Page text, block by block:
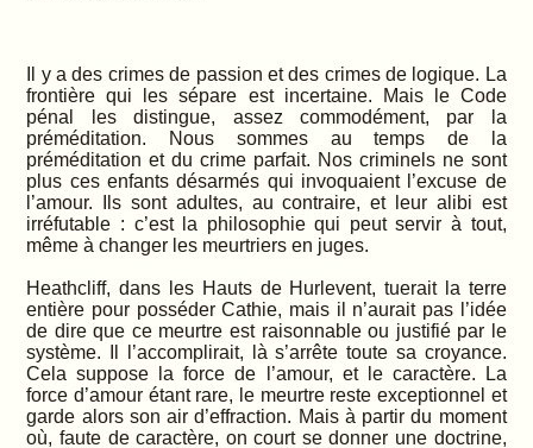
Il y a des crimes de passion et des crimes de logique. La
frontière qui les sépare est incertaine. Mais le Code
pénal les distingue, assez commodément, par la
préméditation. Nous sommes au temps de la
préméditation et du crime parfait. Nos criminels ne sont
plus ces enfants désarmés qui invoquaient l’excuse de
l’amour. Ils sont adultes, au contraire, et leur alibi est
irréfutable : c’est la philosophie qui peut servir à tout,
même à changer les meurtriers en juges.
Heathcliff, dans les Hauts de Hurlevent, tuerait la terre
entière pour posséder Cathie, mais il n’aurait pas l’idée
de dire que ce meurtre est raisonnable ou justifié par le
système. Il l’accomplirait, là s’arrête toute sa croyance.
Cela suppose la force de l’amour, et le caractère. La
force d’amour étant rare, le meurtre reste exceptionnel et
garde alors son air d’effraction. Mais à partir du moment
où, faute de caractère, on court se donner une doctrine,